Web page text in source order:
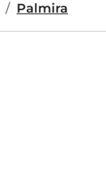
Palmira